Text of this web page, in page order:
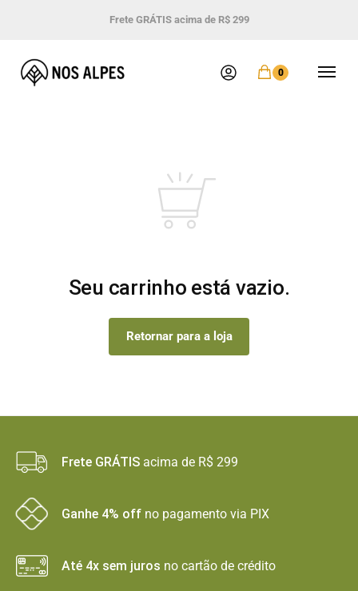
Frete GRÁTIS acima de R$ 299
0
Seu carrinho está vazio.
Retornar para a loja
Frete GRÁTIS acima de R$ 299
Ganhe 4% off no pagamento via PIX
Até 4x sem juros no cartão de crédito